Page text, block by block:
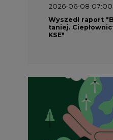
2026-06-08 07:00
Wyszedł raport
taniej.
KSE"